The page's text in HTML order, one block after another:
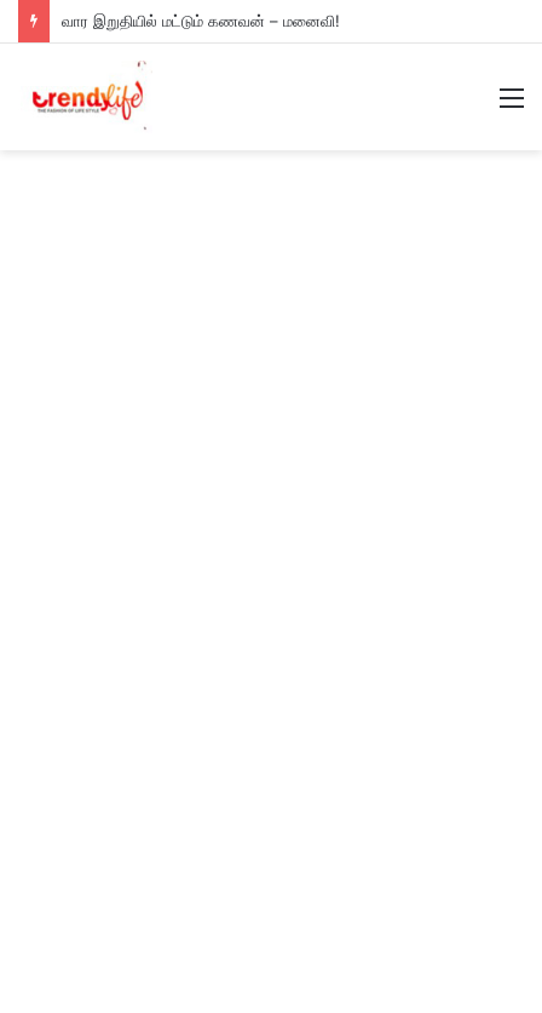
வார இறுதியில் மட்டும் கணவன் – மனைவி!